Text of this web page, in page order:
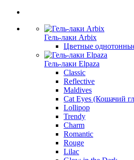
Гель-лаки Arbix
Цветные
Гель-лаки Elpaza
Classic
Reflective
Maldives
Cat Eyes (Кошачий
Lollipop
Trendy
Charm
Romantic
Rouge
Lilac